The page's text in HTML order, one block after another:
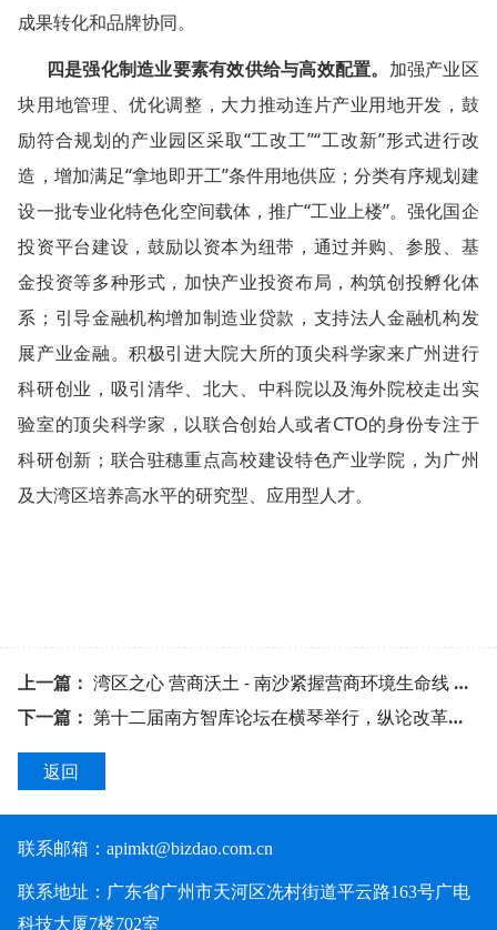
成果转化和品牌协同。
四是强化制造业要素有效供给与高效配置。 加强产业区
块用地管理、优化调整，大力推动连片产业用地开发，鼓
励符合规划的产业园区采取“工改工”“工改新”形式进行改
造，增加满足“拿地即开工”条件用地供应；分类有序规划建
设一批专业化特色化空间载体，推广“工业上楼”。强化国企
投资平台建设，鼓励以资本为纽带，通过并购、参股、基
金投资等多种形式，加快产业投资布局，构筑创投孵化体
系；引导金融机构增加制造业贷款，支持法人金融机构发
展产业金融。积极引进大院大所的顶尖科学家来广州进行
科研创业，吸引清华、北大、中科院以及海外院校走出实
验室的顶尖科学家，以联合创始人或者CTO的身份专注于
科研创新；联合驻穗重点高校建设特色产业学院，为广州
及大湾区培养高水平的研究型、应用型人才。
上一篇： 湾区之心 营商沃土 - 南沙紧握营商环境生命线 政企同心筑牢高质量发展
下一篇： 第十二届南方智库论坛在横琴举行，纵论改革开放与中国式现代化
返回
联系邮箱： apimkt@bizdao.com.cn
联系地址：广东省广州市天河区冼村街道平云路163号广电
科技大厦7楼702室